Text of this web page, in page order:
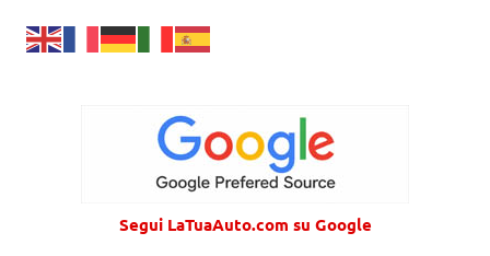
Segui LaTuaAuto.com su Google